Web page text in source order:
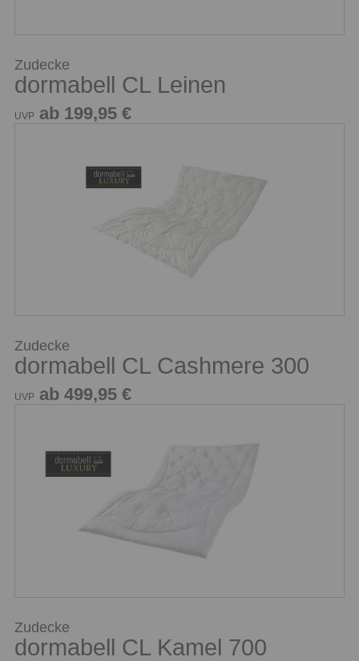
Zudecke
dormabell CL Leinen
UVP ab 199,95 €
Zudecke
dormabell CL Cashmere 300
UVP ab 499,95 €
Zudecke
dormabell CL Kamel 700